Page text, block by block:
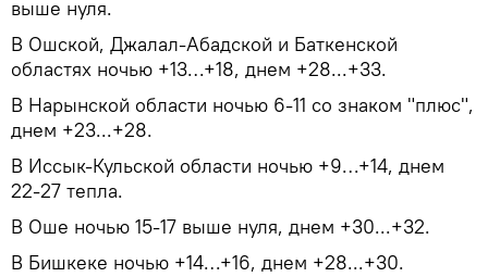
выше нуля.
В Ошской, Джалал-Абадской и Баткенской
областях ночью +13…+18, днем +28...+33.
В Нарынской области ночью 6-11 со знаком "плюс",
днем +23...+28.
В Иссык-Кульской области ночью +9…+14, днем
22-27 тепла.
В Оше ночью 15-17 выше нуля, днем +30...+32.
В Бишкеке ночью +14…+16, днем +28...+30.